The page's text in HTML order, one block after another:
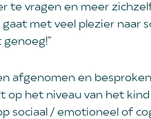
te vragen en meer
met veel plezier naar
afgenomen en
op het niveau van het
sociaal / emotioneel of